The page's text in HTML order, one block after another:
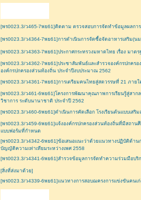
[พร0023.3/ว465-7พย61]ติดตาม ตรวจสอบการจัดทำข้อมูลผลการ
[พร0023.3/ว4364-7พย61]การดำเนินการจัดซื้อจัดอาหารเสริม(นม
[พร0023.3/ว4363-7พย61]ประกาศกระทรวงมหาดไทย เรื่อง มา
[พร0023.3/ว4362-7พย61]ประชาสัมพันธ์และสำรวจองค์กรปกคร
องค์กรปกครองส่วนท้องถิ่น ประจำปีงบประมาณ 2562
[พร0023.3/ว4361-7พย61]การเตรียมคนไทยสู่สตวรรษที่ 21 ภาย
[พร0023.3/ว461-6พย61]โครงการพัฒนาคุณภาพการเรียนรู้สู่สา
วิชาการ ระดับนานาชาติ ประจำปี 2562
[พร0023.3/ว460-6พย61]ดำเนินการคัดเลือก โรงเรียนต้นแบบเส
[พร0023.3/ว459-6พย61]แจ้งองค์กรปกครองส่วนท้องถิ่นที่มีสถา
แบบฟอร์มที่กำหนด
[พร0023.3/ว4342-6พย61]ข้อเสนอแนะว่าด้วยแนวทางปฏิบัติด้าน
บัญญัติความเท่าเทียมระหว่างเพศ 2558
[พร0023.3/ว4341-6พย61]สำรวจข้อมูลการจัดทำความร่วมมือบริ
[สิ่งที่ส่งมาด้วย]
[พร0023.3/ว4339-6พย61]แนวทางการสอบฌครงการแข่งขันคนเ